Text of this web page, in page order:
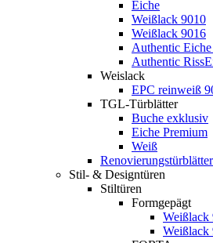
Eiche
Weißlack 9010
Weißlack 9016
Authentic
Authentic
Weislack
EPC reinweiß
TGL-Türblätter
Buche exklusiv
Eiche Premium
Weiß
Renovierungstürblätter
Stil- & Designtüren
Stiltüren
Formgepägt
Weißlack
Weißlack